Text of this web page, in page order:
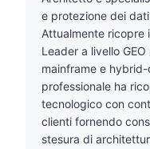
e protezione dei
Attualmente ricopre
Leader a livello
mainframe e
professionale ha
tecnologico con
clienti fornendo
stesura di